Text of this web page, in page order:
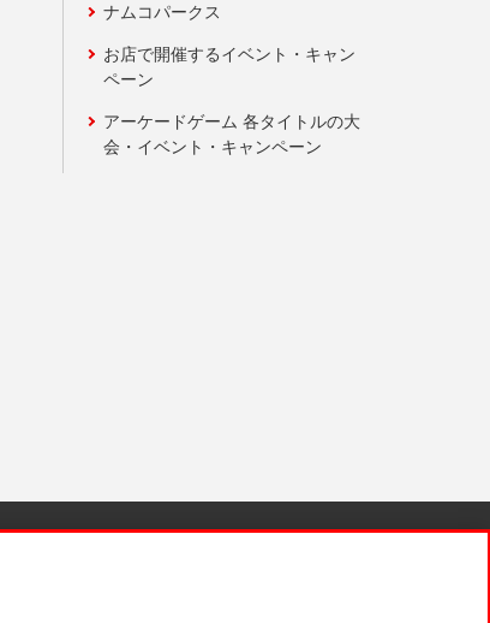
ナムコパークス
お店で開催するイベント・キャン
ペーン
アーケードゲーム 各タイトルの大
会・イベント・キャンペーン